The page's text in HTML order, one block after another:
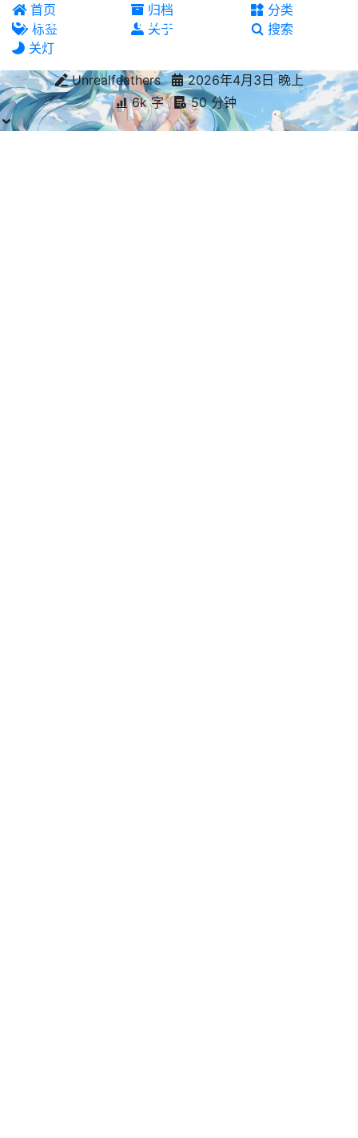
Unrealfeathers' Blog
首页 归档
分类
标签
关于
搜索
关灯
Unrealfeathers
2026年4月3日 晚上
6k 字
50 分钟